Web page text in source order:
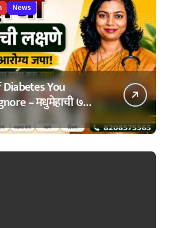
News
You
– मधुमेहाची ७
– वेळेत ओळखा, आरोग्य